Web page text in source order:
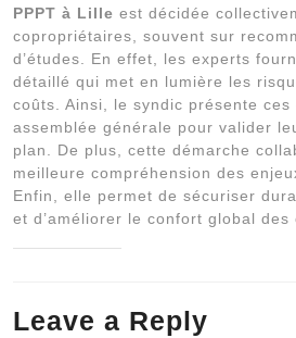
PPPT à Lille est décidée
copropriétaires, souvent sur
d’études. En effet, les experts
détaillé qui met en lumière les
coûts. Ainsi, le syndic présente ces
assemblée générale pour valider
plan. De plus, cette démarche
meilleure compréhension des
Enfin, elle permet de sécuriser
et d’améliorer le confort global des
Leave a Reply